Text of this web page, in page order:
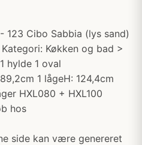
123 Cibo Sabbia (lys sand)
Køkken og bad >
hylde 1 oval
1 lågeH: 124,4cm
HXL080 + HXL100
hos
side kan være genereret